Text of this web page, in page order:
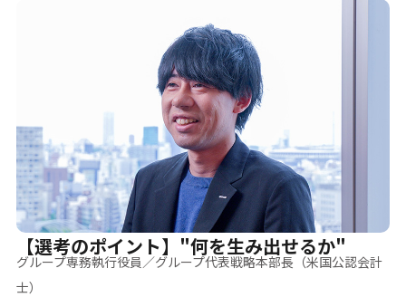
【選考のポイント】"何を生み出せるか"
グループ専務執行役員／グループ代表戦略本部長（米国公認会計
士）